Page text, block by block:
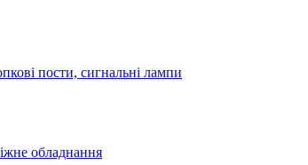
пости, сигнальні лампи
обладнання